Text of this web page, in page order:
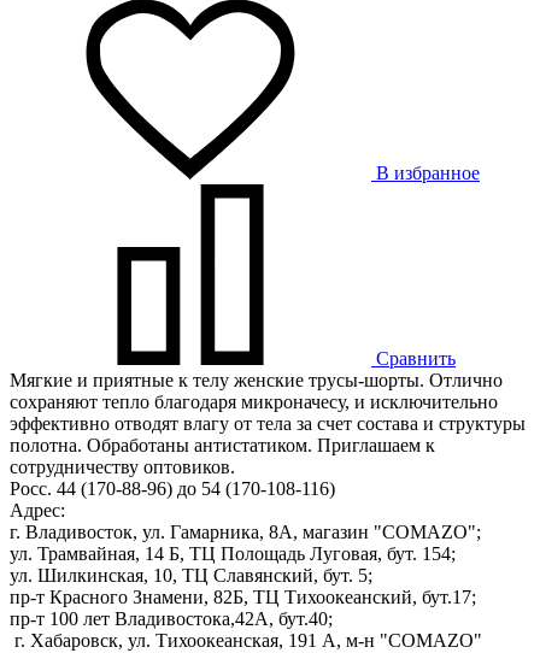
В избранное
Сравнить
Мягкие и приятные к телу женские трусы-шорты. Отлично
сохраняют тепло благодаря микроначесу, и исключительно
эффективно отводят влагу от тела за счет состава и структуры
полотна. Обработаны антистатиком. Приглашаем к
сотрудничеству оптовиков.
Росс. 44 (170-88-96) до 54 (170-108-116)
Адрес:
г. Владивосток, ул. Гамарника, 8А, магазин "COMAZO";
ул. Трамвайная, 14 Б, ТЦ Полощадь Луговая, бут. 154;
ул. Шилкинская, 10, ТЦ Славянский, бут. 5;
пр-т Красного Знамени, 82Б, ТЦ Тихоокеанский, бут.17;
пр-т 100 лет Владивостока,42А, бут.40;
г. Хабаровск, ул. Тихоокеанская, 191 А, м-н "COMAZO"